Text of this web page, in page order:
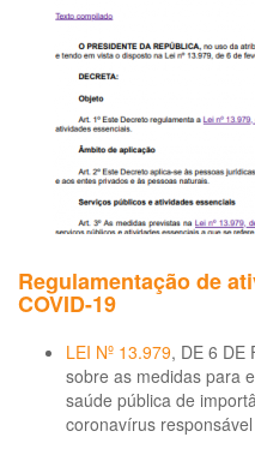
Regulamentação de
COVID-19
LEI Nº 13.979, DE 6 DE
sobre as medidas para
saúde pública de
coronavírus